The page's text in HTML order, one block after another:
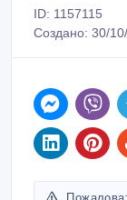
ID: 1157115
Создано: 30/